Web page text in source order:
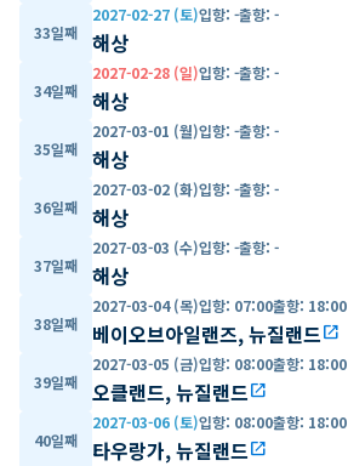
33일째
2027-02-27 (토)입항: -출항: -
해상
34일째
2027-02-28 (일)입항: -출항: -
해상
35일째
2027-03-01 (월)입항: -출항: -
해상
36일째
2027-03-02 (화)입항: -출항: -
해상
37일째
2027-03-03 (수)입항: -출항: -
해상
38일째
2027-03-04 (목)입항: 07:00출항: 18:00
베이오브아일랜즈, 뉴질랜드open_in_new
39일째
2027-03-05 (금)입항: 08:00출항: 18:00
오클랜드, 뉴질랜드open_in_new
40일째
2027-03-06 (토)입항: 08:00출항: 18:00
타우랑가, 뉴질랜드open_in_new